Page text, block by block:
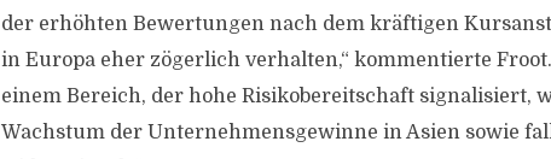
der erhöhten Bewertungen nach dem kräftigen
in Europa eher zögerlich verhalten,“ kommentierte
einem Bereich, der hohe Risikobereitschaft signalisiert,
Wachstum der Unternehmensgewinne in Asien sowie